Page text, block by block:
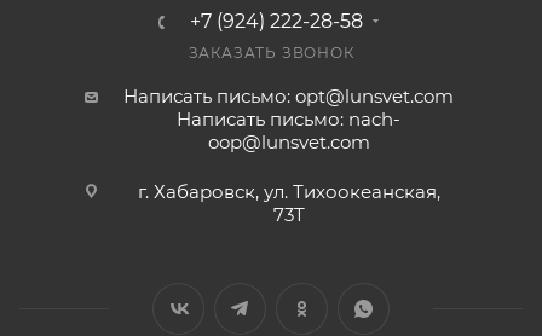
+7 (924) 222-28-58
ЗАКАЗАТЬ ЗВОНОК
Написать письмо: opt@lunsvet.com
Написать письмо: nach-
oop@lunsvet.com
г. Хабаровск, ул. Тихоокеанская,
73Т